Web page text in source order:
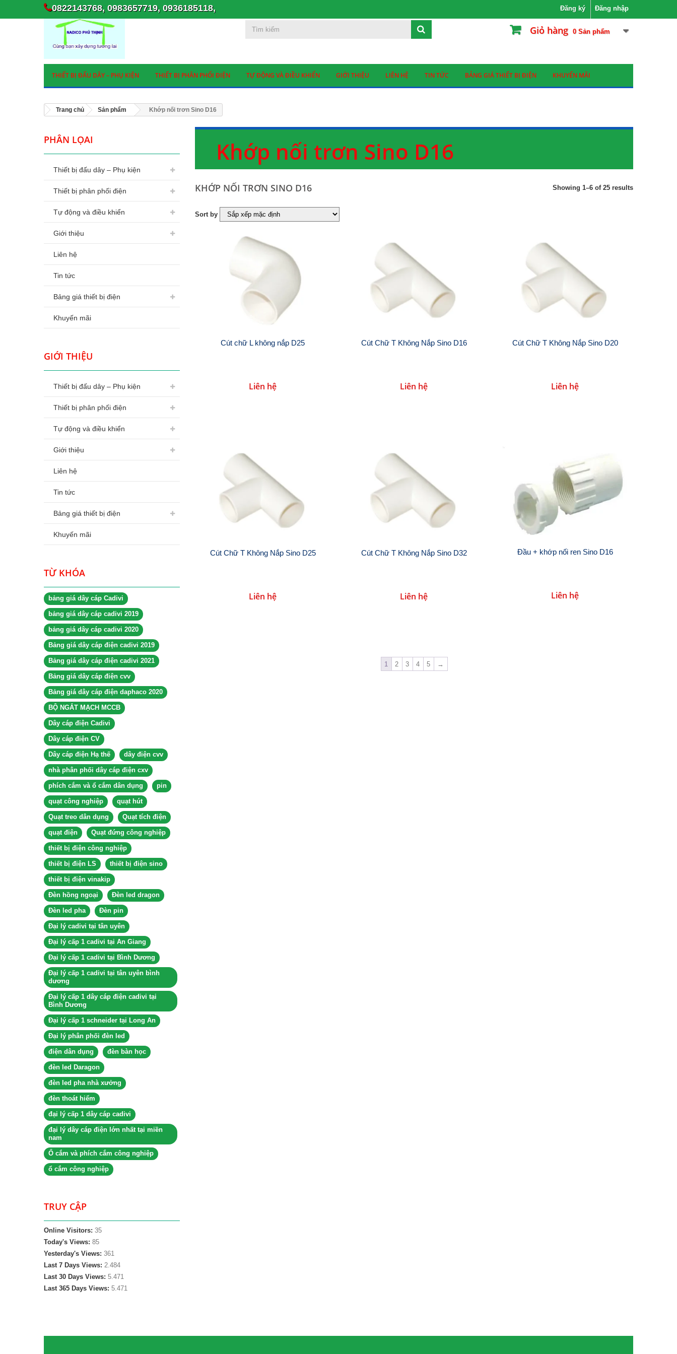
0822143768, 0983657719, 0936185118, Đăng nhập
Đăng ký
Giỏ hàng 0 Sản phẩm
THIẾT BỊ ĐẤU DÂY – PHỤ KIỆN THIẾT BỊ PHÂN PHỐI ĐIỆN TỰ ĐỘNG VÀ ĐIỀU KHIỂN GIỚI THIỆU LIÊN HỆ TIN TỨC BẢNG GIÁ THIẾT BỊ ĐIỆN KHUYẾN MÃI
Trang chủ Sản phẩm Khớp nối trơn Sino D16
PHÂN LỌAI
Thiết bị đấu dây – Phụ kiện
Thiết bị phân phối điện
Tự động và điều khiển
Giới thiệu
Liên hệ
Tin tức
Bảng giá thiết bị điện
Khuyến mãi
GIỚI THIỆU
Thiết bị đấu dây – Phụ kiện
Thiết bị phân phối điện
Tự động và điều khiển
Giới thiệu
Liên hệ
Tin tức
Bảng giá thiết bị điện
Khuyến mãi
TỪ KHÓA
bảng giá dây cáp Cadivi
bảng giá dây cáp cadivi 2019
bảng giá dây cáp cadivi 2020
Bảng giá dây cáp điện cadivi 2019
Bảng giá dây cáp điện cadivi 2021
Bảng giá dây cáp điện cvv
Bảng giá dây cáp điện daphaco 2020
BỘ NGẮT MẠCH MCCB
Dây cáp điện Cadivi
Dây cáp điện CV
Dây cáp điện Hạ thế dây điện cvv
nhà phân phối dây cáp điện cxv
phích cắm và ổ cắm dân dụng pin
quạt công nghiệp quạt hút
Quạt treo dân dụng Quạt tích điện
quạt điện Quạt đứng công nghiệp
thiết bị điện công nghiệp
thiết bị điện LS thiết bị điện sino
thiết bị điện vinakip
Đèn hồng ngoại Đèn led dragon
Đèn led pha Đèn pin
Đại lý cadivi tại tân uyên
Đại lý cấp 1 cadivi tại An Giang
Đại lý cấp 1 cadivi tại Bình Dương
Đại lý cấp 1 cadivi tại tân uyên bình
dương
Đại lý cấp 1 dây cáp điện cadivi tại
Bình Dương
Đại lý cấp 1 schneider tại Long An
Đại lý phân phối đèn led
điện dân dụng đèn bàn học
đèn led Daragon
đèn led pha nhà xưởng
đèn thoát hiểm
đại lý cấp 1 dây cáp cadivi
đại lý dây cáp điện lớn nhất tại miền
nam
Ổ cắm và phích cắm công nghiệp
ổ cắm công nghiệp
TRUY CẬP
Online Visitors: 35
Today's Views: 85
Yesterday's Views: 361
Last 7 Days Views: 2.484
Last 30 Days Views: 5.471
Last 365 Days Views: 5.471
Khớp nối trơn Sino D16
KHỚP NỐI TRƠN SINO D16 Showing 1–6 of 25 results
Sort by
Cút chữ L không nắp D25
Liên hệ
Cút Chữ T Không Nắp Sino D16
Liên hệ
Cút Chữ T Không Nắp Sino D20
Liên hệ
Cút Chữ T Không Nắp Sino D25
Liên hệ
Cút Chữ T Không Nắp Sino D32
Liên hệ
Đầu + khớp nối ren Sino D16
Liên hệ
1 2 3 4 5 →